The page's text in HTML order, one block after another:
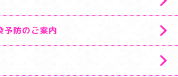
予防のご案内